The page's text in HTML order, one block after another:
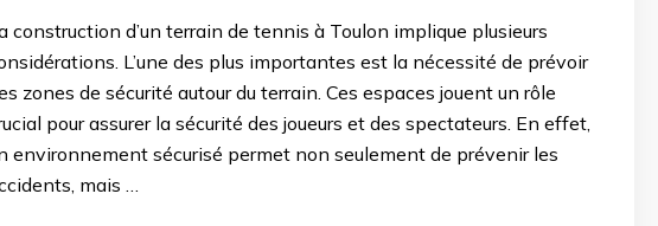
construction d’un terrain de tennis à Toulon implique plusieurs
L’une des plus importantes est la nécessité de prévoir
zones de sécurité autour du terrain. Ces espaces jouent un rôle
pour assurer la sécurité des joueurs et des spectateurs. En effet,
environnement sécurisé permet non seulement de prévenir les
mais …